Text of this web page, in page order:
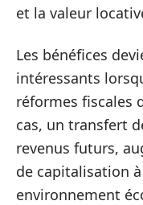
et la valeur
Les bénéfices
intéressants
réformes fiscales
cas, un transfert
revenus futurs,
de capitalisation
environnement